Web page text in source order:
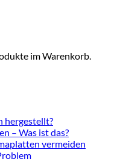
im Warenkorb.
hergestellt?
– Was ist das?
vermeiden